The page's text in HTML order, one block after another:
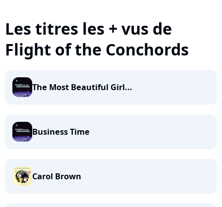
Les titres les + vus de
Flight of the Conchords
The Most Beautiful Girl...
Business Time
Carol Brown